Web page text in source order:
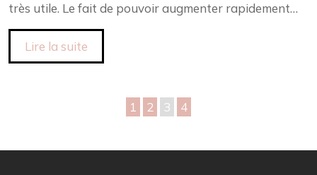
très utile. Le fait de pouvoir augmenter rapidement…
Lire la suite
1 2 3 4